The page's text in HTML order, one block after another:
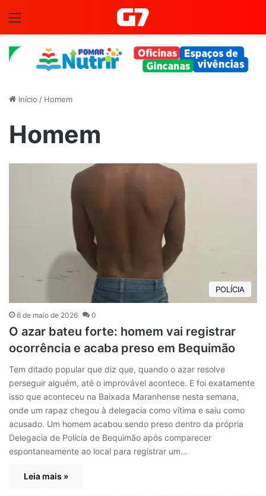
Início / Homem
Homem
POLÍCIA
6 de maio de 2026 0
O azar bateu forte: homem vai registrar
ocorrência e acaba preso em Bequimão
Tem ditado popular que diz que, quando o azar resolve
perseguir alguém, até o improvável acontece. E foi exatamente
isso que aconteceu na Baixada Maranhense nesta semana,
onde um rapaz chegou à delegacia como vítima e saiu como
acusado. Um homem acabou sendo preso dentro da própria
Delegacia de Polícia de Bequimão após comparecer
espontaneamente ao local para registrar um…
Leia mais »